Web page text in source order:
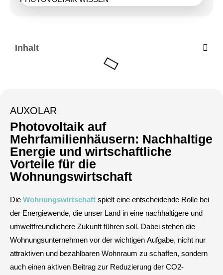
Inhalt
AUXOLAR
Photovoltaik auf
Mehrfamilienhäusern: Nachhaltige
Energie und wirtschaftliche
Vorteile für die
Wohnungswirtschaft
Die Wohnungswirtschaft spielt eine entscheidende Rolle bei
der Energiewende, die unser Land in eine nachhaltigere und
umweltfreundlichere Zukunft führen soll. Dabei stehen die
Wohnungsunternehmen vor der wichtigen Aufgabe, nicht nur
attraktiven und bezahlbaren Wohnraum zu schaffen, sondern
auch einen aktiven Beitrag zur Reduzierung der CO2-